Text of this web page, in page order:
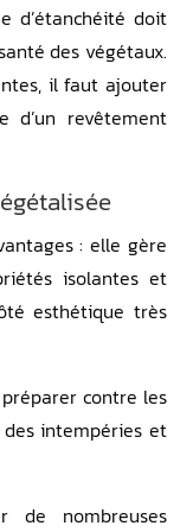
d’étanchéité doit
des végétaux.
il faut ajouter
d’un revêtement
: elle gère
isolantes et
esthétique très
contre les
intempéries et
de nombreuses